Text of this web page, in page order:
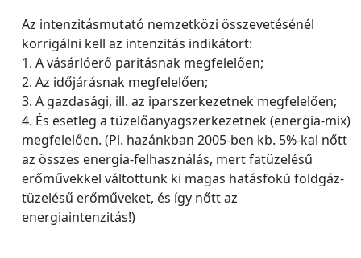
Az intenzitásmutató nemzetközi összevetésénél
korrigálni kell az intenzitás indikátort:
1. A vásárlóerő paritásnak megfelelően;
2. Az időjárásnak megfelelően;
3. A gazdasági, ill. az iparszerkezetnek megfelelően;
4. És esetleg a tüzelőanyagszerkezetnek (energia-mix)
megfelelően. (Pl. hazánkban 2005-ben kb. 5%-kal nőtt
az összes energia-felhasználás, mert fatüzelésű
erőművekkel váltottunk ki magas hatásfokú földgáz-
tüzelésű erőműveket, és így nőtt az
energiaintenzitás!)